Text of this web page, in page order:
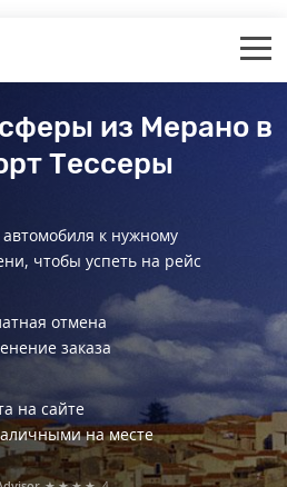
из Мерано в
Тессеры
автомобиля к нужному
чтобы успеть на рейс
отмена
заказа
на сайте
на месте